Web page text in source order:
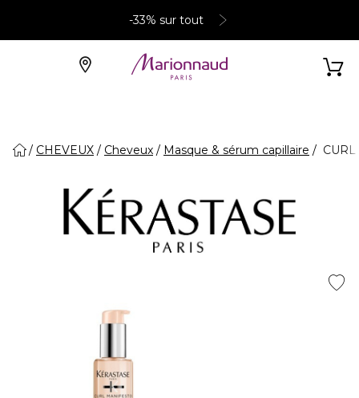
-33% sur tout
CHEVEUX Cheveux Masque & sérum capillaire